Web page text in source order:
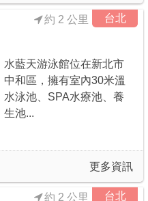
台北
約 2 公里
水藍天游泳館位在新北市
中和區，擁有室內30米溫
水泳池、SPA水療池、養
生池...
更多資訊
台北
約 2 公里